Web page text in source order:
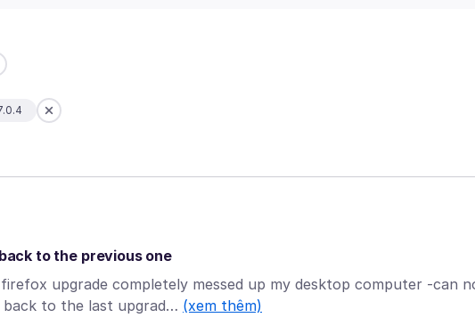
to the previous one
upgrade completely messed up my desktop computer -can
back to the last upgrad… (xem thêm)